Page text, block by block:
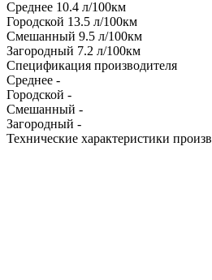
Среднее 10.4 л/100км
Городской 13.5 л/100км
Смешанный 9.5 л/100км
Загородный 7.2 л/100км
Спецификация производителя
Среднее -
Городской -
Смешанный -
Загородный -
Технические характеристики